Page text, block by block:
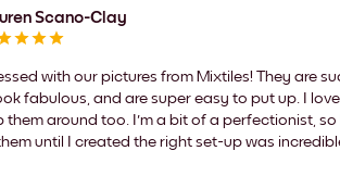
Scano-Clay
with our pictures from Mixtiles! They are
fabulous, and are super easy to put up. I
them around too. I'm a bit of a perfectionist,
until I created the right set-up was